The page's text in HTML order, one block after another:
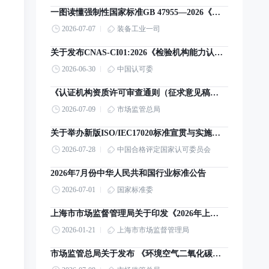
一图读懂强制性国家标准GB 47955—2026《智能网联汽车 组合驾驶辅助系统安全要求》
2026-07-07 装备工业一司
关于发布CNAS-CI01:2026《检验机构能力认可准则》及其转换工作安排的通知
2026-06-30 中国认可委
《认证机构资质许可审查通则（征求意见稿）》意见的公告
2026-07-09 市场监管总局
关于举办新版ISO/IEC17020标准宣贯与实施培训的通知
2026-07-28 中国合格评定国家认可委员会
2026年7月份中华人民共和国行业标准公告
2026-07-01 国家标准委
上海市市场监督管理局关于印发《2026年上海市产品质量监督抽查计划》的通知
2026-01-21 上海市市场监督管理局
市场监管总局关于发布 《环境空气二氧化碳高精度监测仪检定系统表》国家计量技术规范的公告